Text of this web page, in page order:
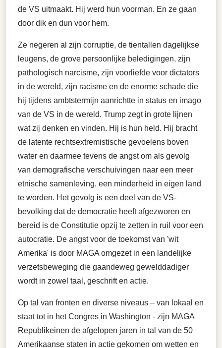
de VS uitmaakt. Hij werd hun voorman. En ze gaan
door dik en dun voor hem.
Ze negeren al zijn corruptie, de tientallen dagelijkse
leugens, de grove persoonlijke beledigingen, zijn
pathologisch narcisme, zijn voorliefde voor dictators
in de wereld, zijn racisme en de enorme schade die
hij tijdens ambtstermijn aanrichtte in status en imago
van de VS in de wereld. Trump zegt in grote lijnen
wat zij denken en vinden. Hij is hun held. Hij bracht
de latente rechtsextremistische gevoelens boven
water en daarmee tevens de angst om als gevolg
van demografische verschuivingen naar een meer
etnische samenleving, een minderheid in eigen land
te worden. Het gevolg is een deel van de VS-
bevolking dat de democratie heeft afgezworen en
bereid is de Constitutie opzij te zetten in ruil voor een
autocratie. De angst voor de toekomst van 'wit
Amerika' is door MAGA omgezet in een landelijke
verzetsbeweging die gaandeweg gewelddadiger
wordt in zowel taal, geschrift en actie.
Op tal van fronten en diverse niveaus – van lokaal en
staat tot in het Congres in Washington - zijn MAGA
Republikeinen de afgelopen jaren in tal van de 50
Amerikaanse staten in actie gekomen om wetten en